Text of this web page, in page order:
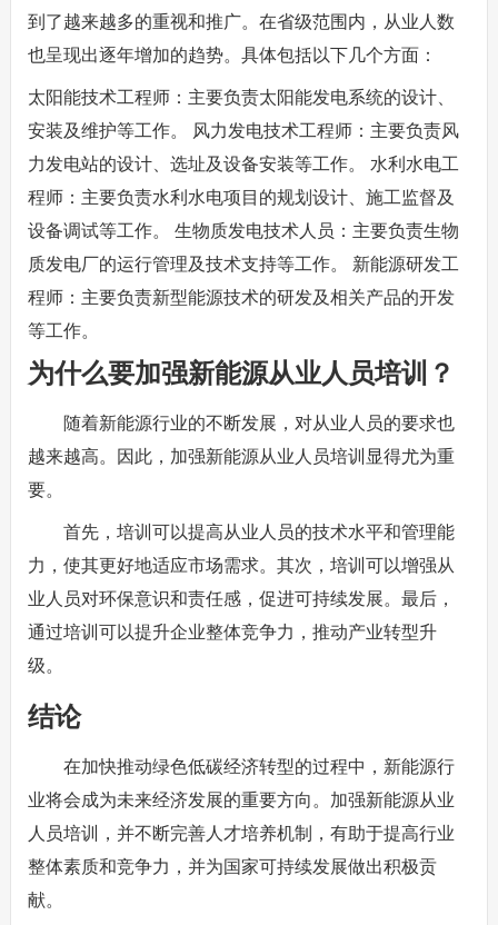
到了越来越多的重视和推广。在省级范围内，从业人数
也呈现出逐年增加的趋势。具体包括以下几个方面：
太阳能技术工程师：主要负责太阳能发电系统的设计、
安装及维护等工作。 风力发电技术工程师：主要负责风
力发电站的设计、选址及设备安装等工作。 水利水电工
程师：主要负责水利水电项目的规划设计、施工监督及
设备调试等工作。 生物质发电技术人员：主要负责生物
质发电厂的运行管理及技术支持等工作。 新能源研发工
程师：主要负责新型能源技术的研发及相关产品的开发
等工作。
为什么要加强新能源从业人员培训？
随着新能源行业的不断发展，对从业人员的要求也
越来越高。因此，加强新能源从业人员培训显得尤为重
要。
首先，培训可以提高从业人员的技术水平和管理能
力，使其更好地适应市场需求。其次，培训可以增强从
业人员对环保意识和责任感，促进可持续发展。最后，
通过培训可以提升企业整体竞争力，推动产业转型升
级。
结论
在加快推动绿色低碳经济转型的过程中，新能源行
业将会成为未来经济发展的重要方向。加强新能源从业
人员培训，并不断完善人才培养机制，有助于提高行业
整体素质和竞争力，并为国家可持续发展做出积极贡
献。